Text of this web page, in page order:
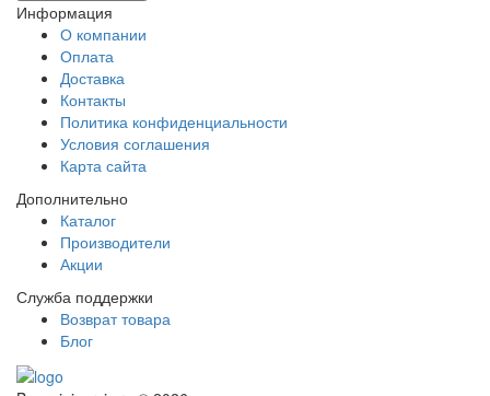
Информация
О компании
Оплата
Доставка
Контакты
Политика конфиденциальности
Условия соглашения
Карта сайта
Дополнительно
Каталог
Производители
Акции
Служба поддержки
Возврат товара
Блог